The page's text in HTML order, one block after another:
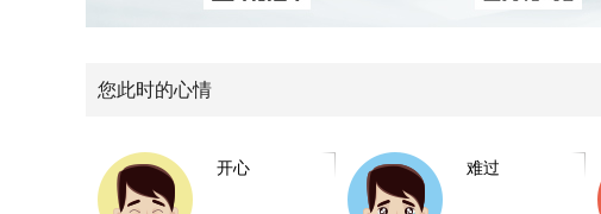
您此时的心情
开心 难过